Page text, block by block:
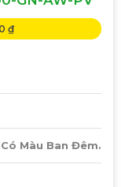
₫
Màu Ban Đêm.